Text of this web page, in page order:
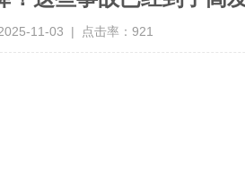
11-03 | 点击率：921